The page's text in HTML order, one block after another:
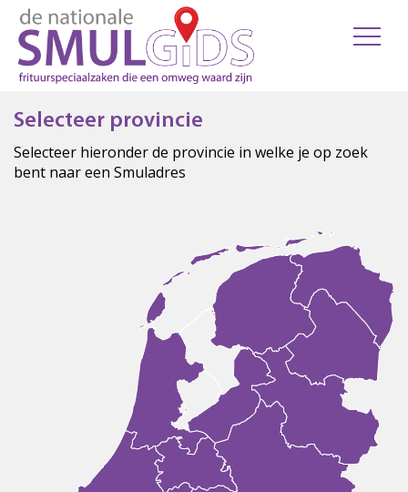
Selecteer provincie
Selecteer hieronder de provincie in welke je op zoek
bent naar een Smuladres